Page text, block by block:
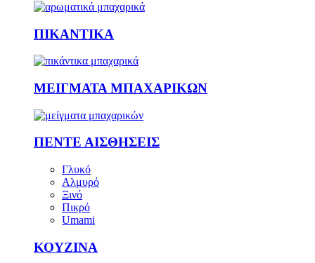
ΠΙΚΑΝΤΙΚΑ
ΜΕΙΓΜΑΤΑ ΜΠΑΧΑΡΙΚΩΝ
ΠΕΝΤΕ ΑΙΣΘΗΣΕΙΣ
Γλυκό
Αλμυρό
Ξινό
Πικρό
Umami
ΚΟΥΖΙΝΑ